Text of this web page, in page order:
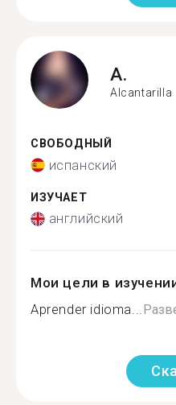
A.
Alcantarilla
СВОБОДНЫЙ
испанский
ИЗУЧАЕТ
английский
Мои цели в
Aprender idioma...